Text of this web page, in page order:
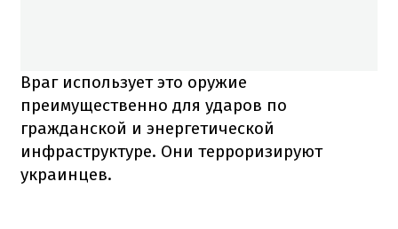
Враг использует это оружие
преимущественно для ударов по
гражданской и энергетической
инфраструктуре. Они терроризируют
украинцев.